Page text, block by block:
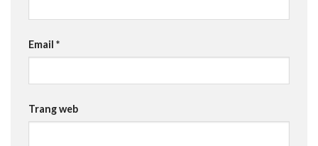
Email *
Trang web